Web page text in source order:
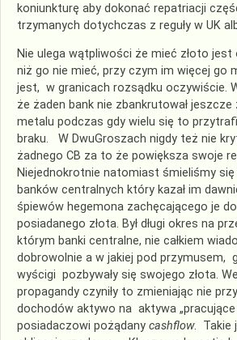
koniunkturę aby dokonać repatriacji
trzymanych dotychczas z reguły w UK
Nie ulega wątpliwości że mieć złoto
niż go nie mieć, przy czym im więcej go
jest, w granicach rozsądku oczywiście.
że żaden bank nie zbankrutował jeszcze
metalu podczas gdy wielu się to
braku. W DwuGroszach nigdy też nie
żadnego CB za to że powiększa swoje
Niejednokrotnie natomiast śmieliśmy się
banków centralnych który kazał im
śpiewów hegemona zachęcającego je
posiadanego złota. Był długi okres na
którym banki centralne, nie całkiem
dobrowolnie a w jakiej pod przymusem,
wyścigi pozbywały się swojego złota.
propagandy czyniły to zmieniając nie
dochodów aktywo na aktywa „pracujące
posiadaczowi pożądany cashflow. Takie